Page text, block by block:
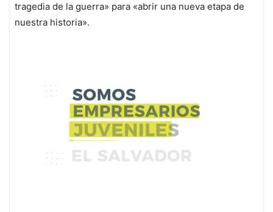
tragedia de la guerra» para «abrir una nueva etapa de
nuestra historia».